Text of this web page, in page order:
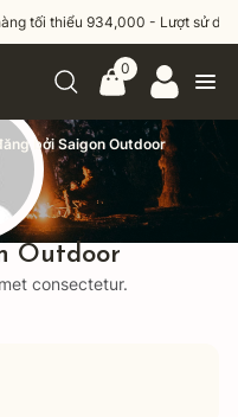
934,000 - Lượt sử dụng tối
0
bởi Saigon Outdoor
Outdoor
consectetur.